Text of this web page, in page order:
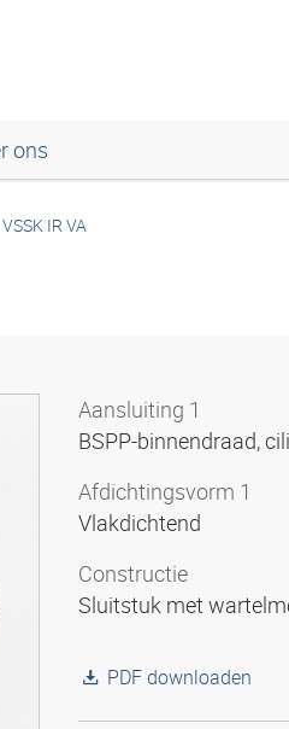
ons
VSSK IR VA
Aansluiting 1
BSPP-binnendraad,
Afdichtingsvorm 1
Vlakdichtend
Constructie
Sluitstuk met
PDF downloaden